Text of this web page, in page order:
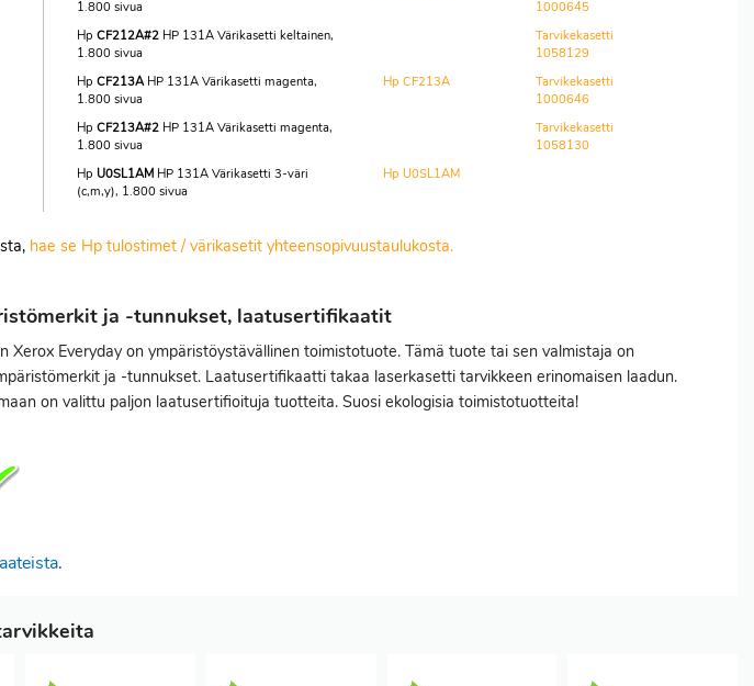
1.800 sivua
1000645
Hp CF212A#2HP 131A Värikasetti keltainen,
1.800 sivua
Tarvikekasetti
1058129
Hp CF213AHP 131A Värikasetti magenta,
1.800 sivua
Hp CF213A
Tarvikekasetti
1000646
Hp CF213A#2HP 131A Värikasetti magenta,
1.800 sivua
Tarvikekasetti
1058130
Hp U0SL1AMHP 131A Värikasetti 3-väri
(c,m,y), 1.800 sivua
Hp U0SL1AM
hae se Hp tulostimet / värikasetit yhteensopivuustaulukosta.
ja -tunnukset, laatusertifikaatit
Everyday on ympäristöystävällinen toimistotuote. Tämä tuote tai sen valmistaja on
ja -tunnukset. Laatusertifikaatti takaa laserkasetti tarvikkeen erinomaisen laadun.
on valittu paljon laatusertifioituja tuotteita. Suosi ekologisia toimistotuotteita!
.